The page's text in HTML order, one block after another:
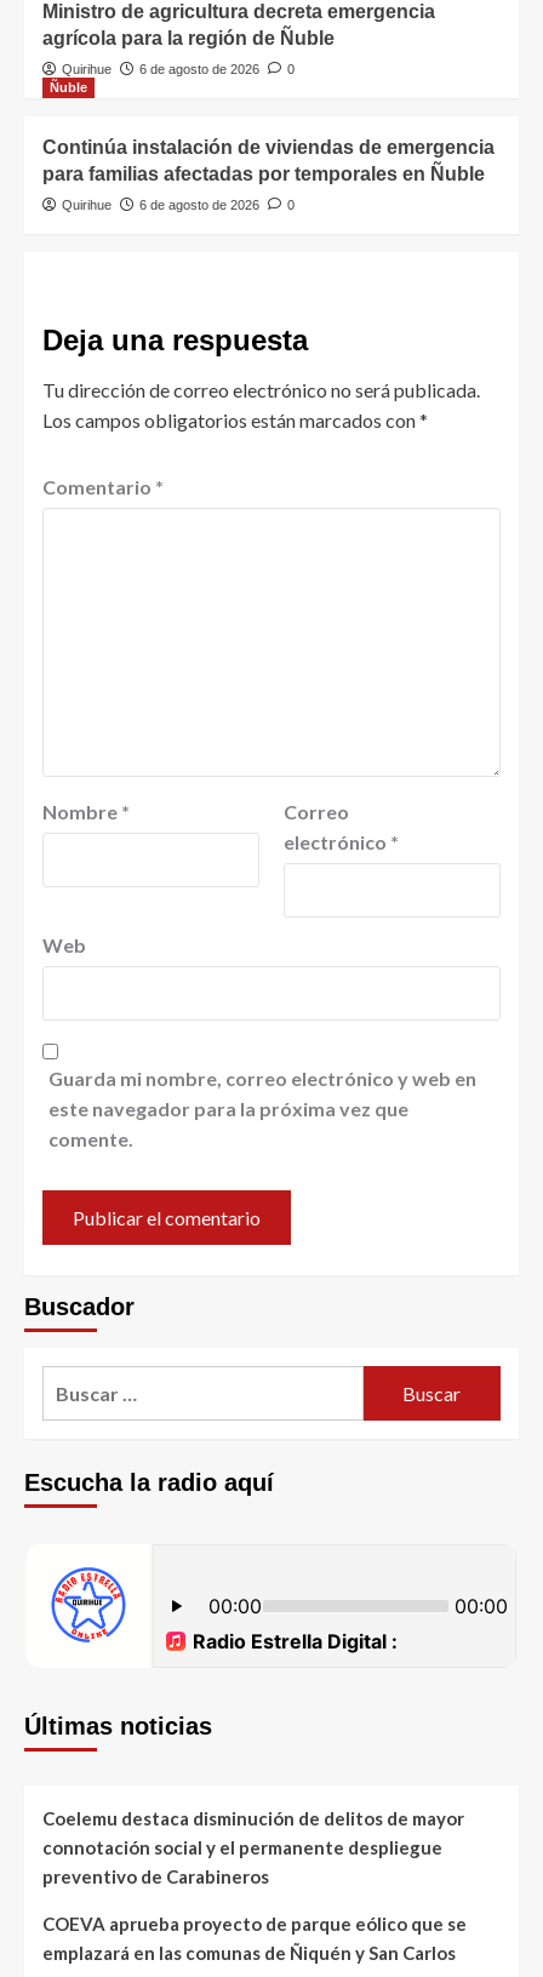
Ministro de agricultura decreta emergencia
agrícola para la región de Ñuble
Quirihue 6 de agosto de 2026
0
Ñuble
Continúa instalación de viviendas de emergencia
para familias afectadas por temporales en Ñuble
Quirihue 6 de agosto de 2026 0
Deja una respuesta
Tu dirección de correo electrónico no será publicada.
Los campos obligatorios están marcados con*
Comentario *
Nombre *
Correo
electrónico *
Web
Guarda mi nombre, correo electrónico y web en
este navegador para la próxima vez que
comente.
Buscador
Escucha la radio aquí
Últimas noticias
Coelemu destaca disminución de delitos de mayor
connotación social y el permanente despliegue
preventivo de Carabineros
COEVA aprueba proyecto de parque eólico que se
emplazará en las comunas de Ñiquén y San Carlos